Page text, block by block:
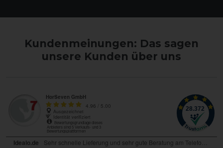
Kundenmeinungen: Das sagen
unsere Kunden über uns